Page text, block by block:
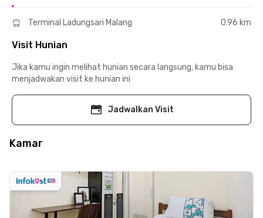
Terminal Ladungsari Malang 0.96 km
Visit Hunian
Jika kamu ingin melihat hunian secara langsung, kamu bisa
menjadwakan visit ke hunian ini
Jadwalkan Visit
Kamar